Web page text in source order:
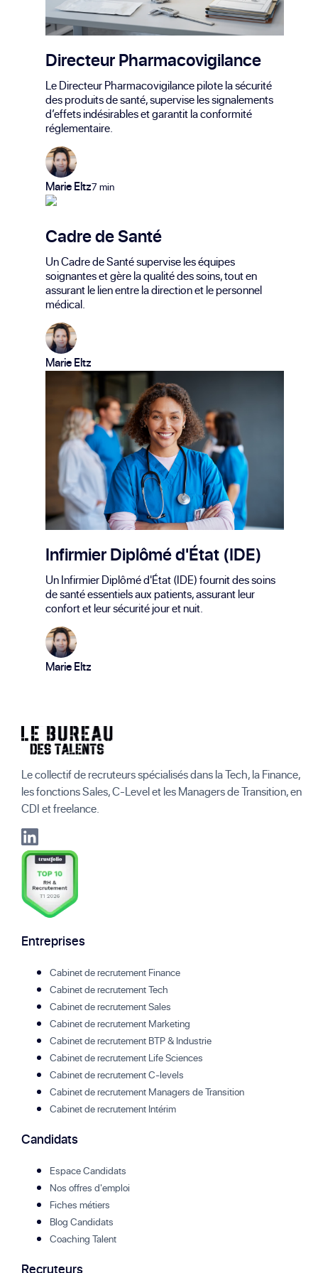
Directeur Pharmacovigilance
Le Directeur Pharmacovigilance pilote la sécurité
des produits de santé, supervise les signalements
d’effets indésirables et garantit la conformité
réglementaire.
Marie Eltz7 min
Cadre de Santé
Un Cadre de Santé supervise les équipes
soignantes et gère la qualité des soins, tout en
assurant le lien entre la direction et le personnel
médical.
Marie Eltz
Infirmier Diplômé d'État (IDE)
Un Infirmier Diplômé d'État (IDE) fournit des soins
de santé essentiels aux patients, assurant leur
confort et leur sécurité jour et nuit.
Marie Eltz
Le collectif de recruteurs spécialisés dans la Tech, la Finance,
les fonctions Sales, C-Level et les Managers de Transition, en
CDI et freelance.
Entreprises
Cabinet de recrutement Finance
Cabinet de recrutement Tech
Cabinet de recrutement Sales
Cabinet de recrutement Marketing
Cabinet de recrutement BTP & Industrie
Cabinet de recrutement Life Sciences
Cabinet de recrutement C-levels
Cabinet de recrutement Managers de Transition
Cabinet de recrutement Intérim
Candidats
Espace Candidats
Nos offres d'emploi
Fiches métiers
Blog Candidats
Coaching Talent
Recruteurs